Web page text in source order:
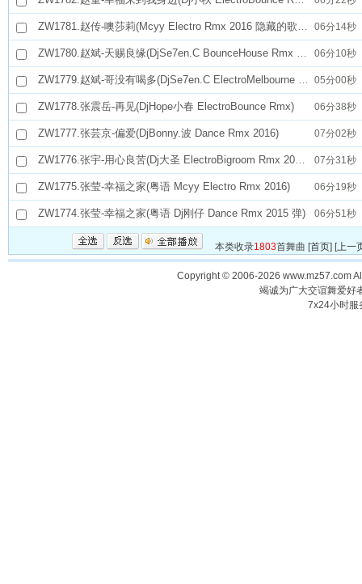
ZW1781.赵传-噢莎莉(Mcyy Electro Rmx 2016 隐藏的歌手第七期) 06分14秒
ZW1780.赵斌-天赐良缘(DjSe7en.C BounceHouse Rmx 2016) 06分10秒
ZW1779.赵斌-哥没有喝多(DjSe7en.C ElectroMelbourne Rmx 2016) 05分00秒
ZW1778.张震岳-再见(DjHope小春 ElectroBounce Rmx) 06分38秒
ZW1777.张芸京-偏爱(DjBonny.波 Dance Rmx 2016) 07分02秒
ZW1776.张宇-用心良苦(Dj大圣 ElectroBigroom Rmx 2016) 07分31秒
ZW1775.张莹-幸福之家(粤语 Mcyy Electro Rmx 2016) 06分19秒
ZW1774.张莹-幸福之家(粤语 Dj刚仔 Dance Rmx 2015 弹) 06分51秒
本类收录1803首舞曲 [首页] [上一
Copyright © 2006-2026 www.mz57.com
竭诚为广大交谊舞爱好
7x24小时服